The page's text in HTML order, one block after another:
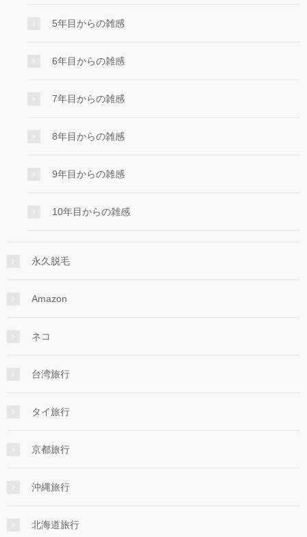
5年目からの雑感
6年目からの雑感
7年目からの雑感
8年目からの雑感
9年目からの雑感
10年目からの雑感
永久脱毛
Amazon
ネコ
台湾旅行
タイ旅行
京都旅行
沖縄旅行
北海道旅行